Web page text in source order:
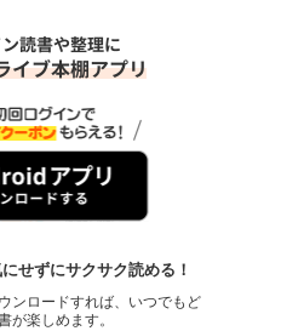
せずにサクサク読める！
ンロードすれば、いつでもど
が楽しめます。